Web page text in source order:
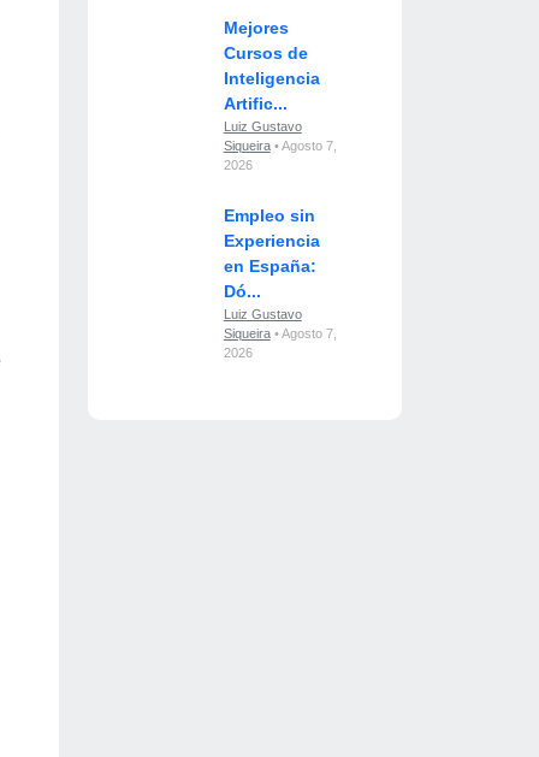
Mejores
Cursos de
Inteligencia
Artific...
Luiz Gustavo
Siqueira• Agosto 7,
2026
Empleo sin
Experiencia
en España:
Dó...
Luiz Gustavo
Siqueira• Agosto 7,
2026